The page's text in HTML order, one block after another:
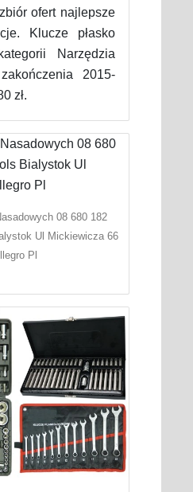
ofert najlepsze
Klucze płasko
Narzędzia
2015-
zł.
08 680 182
Ul Mickiewicza 66
Pl